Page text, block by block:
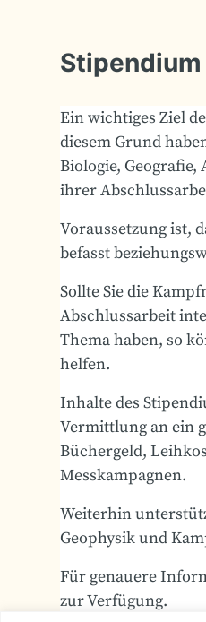
Stipendium
Ein wichtiges Ziel
diesem Grund
Biologie,
ihrer
Voraussetzung ist,
befasst
Sollte Sie die
Abschlussarbeit
Thema haben, so
helfen.
Inhalte des
Vermittlung an ein
Büchergeld,
Messkampagnen.
Weiterhin
Geophysik und
Für genauere
zur Verfügung.